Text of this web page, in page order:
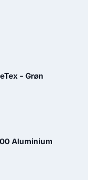
- Grøn
Aluminium